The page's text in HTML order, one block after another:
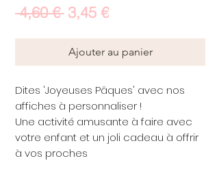
4,60 € Prix
3,45 €Prix
Ajouter au panier
Dites 'Joyeuses Pâques' avec nos
affiches à personnaliser !
Une activité amusante à faire avec
votre enfant et un joli cadeau à offrir
à vos proches